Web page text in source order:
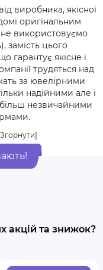
виробника, якісної
оригінальним
використовуємо
замість цього
гарантує якісне і
трудяться над
за ювелірними
надійними але і
незвичайними
акцій та знижок?